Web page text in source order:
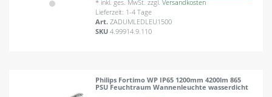
* inkl. ges. MwSt. zzgl.Versandkosten
Lieferzeit: 1-4 Tage
Art.ZADUMLEDLEU1500
SKU4.99914.9.110
Philips Fortimo WP IP65 1200mm 4200lm 865
PSU Feuchtraum Wannenleuchte wasserdicht